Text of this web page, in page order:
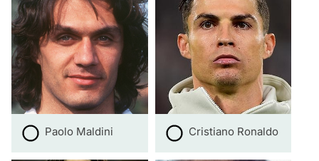
Paolo Maldini Cristiano Ronaldo